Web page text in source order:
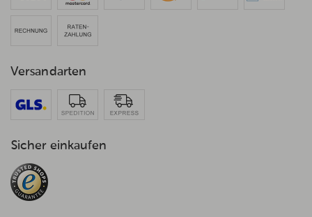
Versandarten
Sicher einkaufen